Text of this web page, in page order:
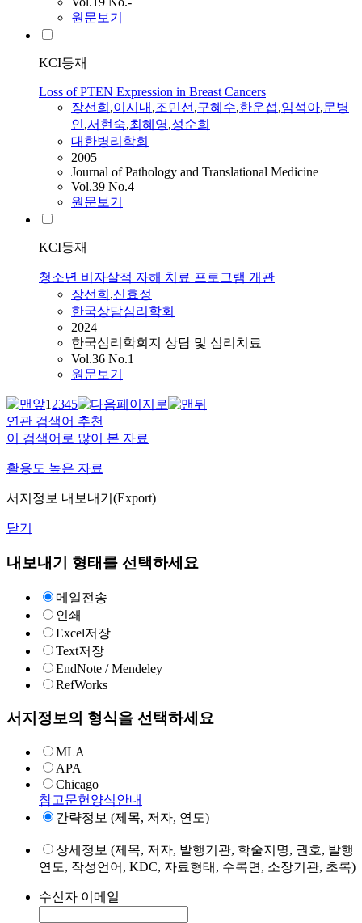
원문보기
KCI등재
Loss of PTEN Expression in Breast Cancers
장선희 ,이시내 ,조민선,구혜수,한운섭,임석아,문병
인,서현숙,최혜영,성순희
대한병리학회
2005
Journal of Pathology and Translational Medicine
Vol.39 No.4
원문보기
KCI등재
청소년 비자살적 자해 치료 프로그램 개관
장선희 ,신효정
한국상담심리학회
2024
한국심리학회지 상담 및 심리치료
Vol.36 No.1
원문보기
12345
연관 검색어 추천
이 검색어로 많이 본 자료
활용도 높은 자료
서지정보 내보내기(Export)
닫기
내보내기 형태를 선택하세요
메일전송
인쇄
Excel저장
Text저장
EndNote / Mendeley
RefWorks
서지정보의 형식을 선택하세요
MLA
APA
Chicago
참고문헌양식안내
간략정보 (제목, 저자, 연도)
상세정보 (제목, 저자, 발행기관, 학술지명, 권호, 발행
연도, 작성언어, KDC, 자료형태, 수록면, 소장기관, 초록)
수신자 이메일